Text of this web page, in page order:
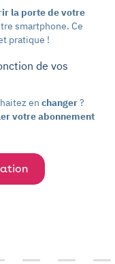
la porte de votre
smartphone. Ce
pratique !
de vos
en changer?
votre abonnement